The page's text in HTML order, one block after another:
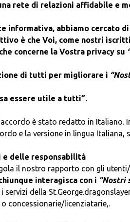
rete di relazioni affidabile e
informativa, abbiamo cercato
è che Voi, come nostri
concerne la Vostra privacy su
di tutti per migliorare i
essere utile a tutti”.
è stato redatto in Italiano.
e la versione in lingua Italiana,
delle responsabilità
il nostro rapporto con gli
interagisca con i “Nostri
della
concessionarie/licenziatarie,.